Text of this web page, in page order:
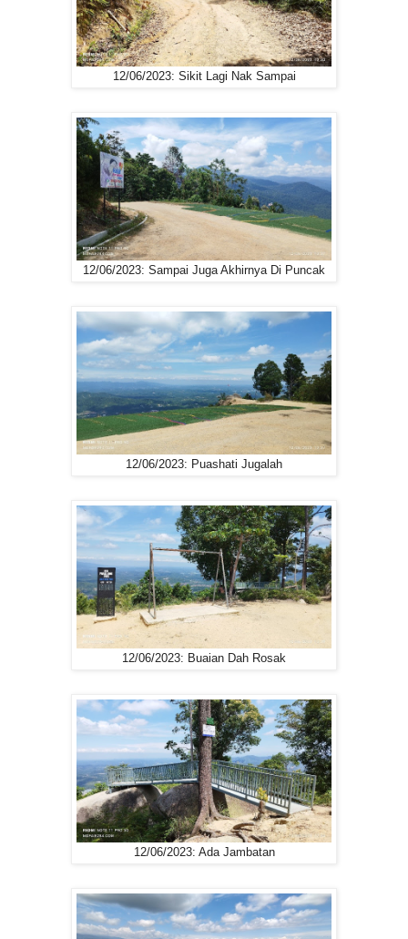
12/06/2023: Sikit Lagi Nak Sampai
12/06/2023: Sampai Juga Akhirnya Di Puncak
12/06/2023: Puashati Jugalah
12/06/2023: Buaian Dah Rosak
12/06/2023: Ada Jambatan